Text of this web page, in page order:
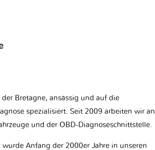
Bretagne, ansässig und auf die
spezialisiert. Seit 2009 arbeiten wir an
und der OBD-Diagnoseschnittstelle.
Anfang der 2000er Jahre in unseren